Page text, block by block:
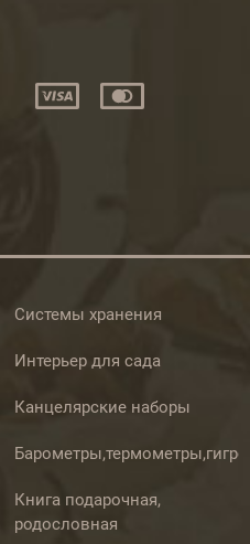
Системы хранения
Интерьер для сада
Канцелярские наборы
Книга подарочная,
родословная